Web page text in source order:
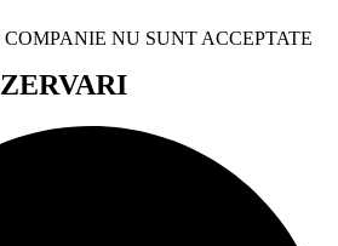
NU SUNT ACCEPTATE